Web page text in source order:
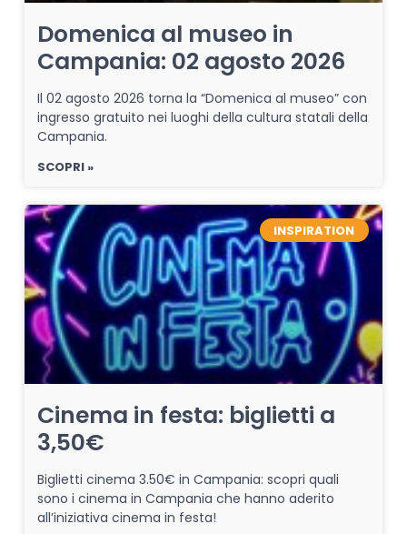
Domenica al museo in
Campania: 02 agosto 2026
Il 02 agosto 2026 torna la “Domenica al museo” con
ingresso gratuito nei luoghi della cultura statali della
Campania.
SCOPRI »
INSPIRATION
Cinema in festa: biglietti a
3,50€
Biglietti cinema 3.50€ in Campania: scopri quali
sono i cinema in Campania che hanno aderito
all’iniziativa cinema in festa!